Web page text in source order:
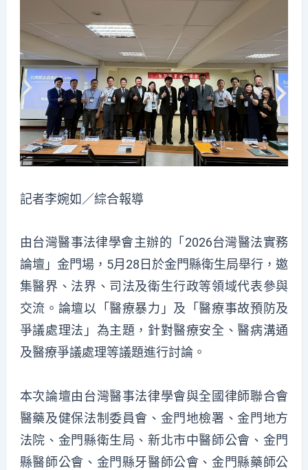
記者李婉如／綜合報導
由台灣醫事法律學會主辦的「2026台灣醫法實務
論壇」金門場，5月28日於金門縣衛生局舉行，邀
集醫界、法界、司法及衛生行政等領域代表參與
交流。論壇以「醫療暴力」及「醫療事故預防及
爭議處理法」為主題，針對醫療安全、醫病溝通
及醫療爭議處理等議題進行討論。
本次論壇由台灣醫事法律學會與全國律師聯合會
醫藥及健保法制委員會、金門地檢署、金門地方
法院、金門縣衛生局、新北市中醫師公會、金門
縣醫師公會、金門縣牙醫師公會、金門縣藥師公